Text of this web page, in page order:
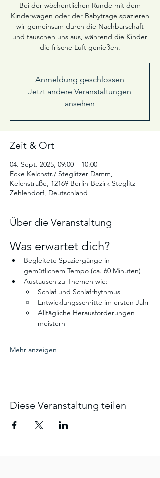
Bei der wöchentlichen Runde mit dem
Kinderwagen oder der Babytrage spazieren
wir gemeinsam durch die Nachbarschaft
und tauschen uns aus, während die Kinder
die frische Luft genießen.
Anmeldung geschlossen
Jetzt andere Veranstaltungen
ansehen
Zeit & Ort
04. Sept. 2025, 09:00 – 10:00
Ecke Kelchstr./ Steglitzer Damm,
Kelchstraße, 12169 Berlin-Bezirk Steglitz-
Zehlendorf, Deutschland
Über die Veranstaltung
Was erwartet dich?
Begleitete Spaziergänge in
gemütlichem Tempo (ca. 60 Minuten)
Austausch zu Themen wie:
Schlaf und Schlafrhythmus
Entwicklungsschritte im ersten Jahr
Alltägliche Herausforderungen
meistern
Mehr anzeigen
Diese Veranstaltung teilen